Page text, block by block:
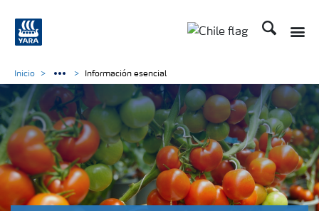
Buscar
Inicio Información esencial